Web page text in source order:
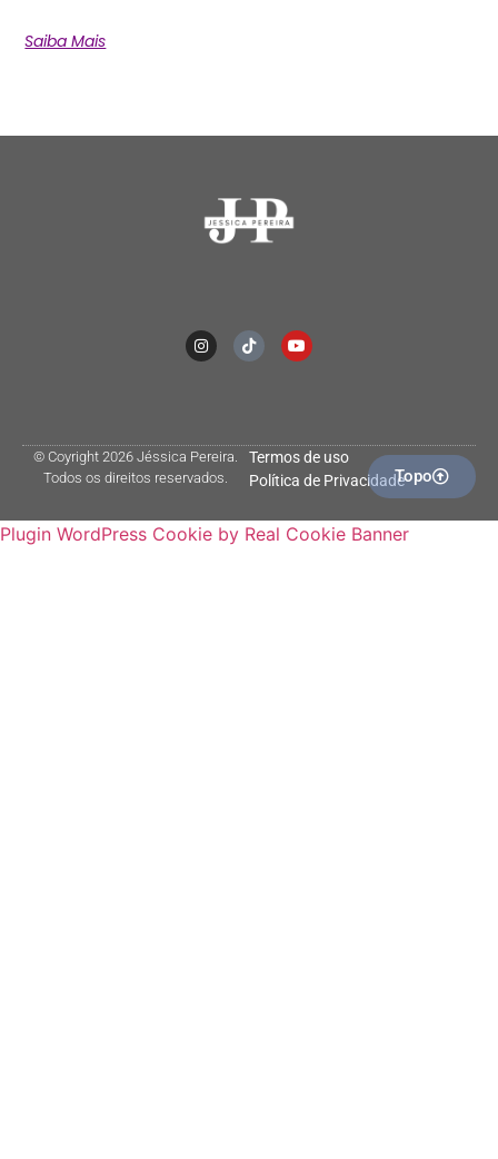
Saiba Mais
© Coyright 2026 Jéssica Pereira.
Todos os direitos reservados.
Termos de uso
Política de PrivacidadeTopo
Plugin WordPress Cookie by Real Cookie Banner